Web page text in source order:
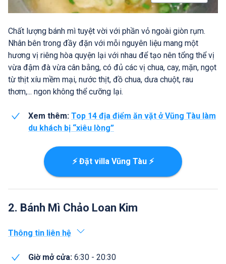
Chất lượng bánh mì tuyệt vời với phần vỏ ngoài giòn rụm.
Nhân bên trong đầy đặn với mỗi nguyên liệu mang một
hương vị riêng hòa quyện lại với nhau để tạo nên tổng thể vị
vừa đậm đà vừa cân bằng, có đủ các vị chua, cay, mặn, ngọt
từ thịt xíu mềm mại, nước thịt, đồ chua, dưa chuột, rau
thơm,... ngon không thể cưỡng lại.
Xem thêm: Top 14 địa điểm ăn vặt ở Vũng Tàu làm
du khách bị “xiêu lòng”
⚡ Đặt villa Vũng Tàu ⚡
2. Bánh Mì Chảo Loan Kim
Thông tin liên hệ
Giờ mở cửa: 6:30 - 20:30